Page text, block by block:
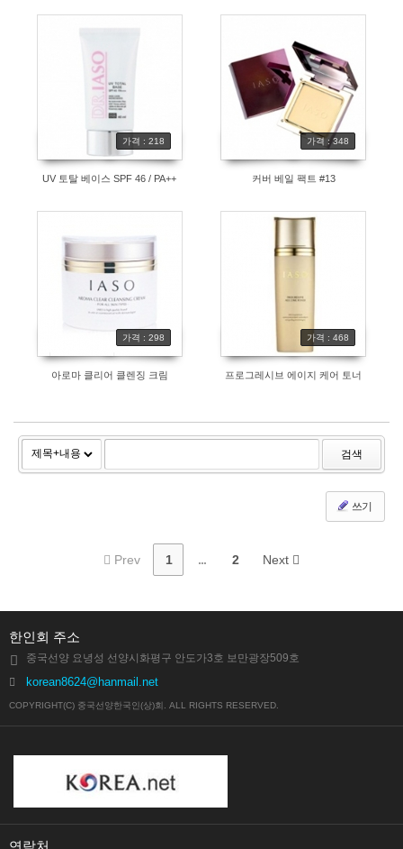
가격 : 218
UV 토탈 베이스 SPF 46 / PA++
가격 : 348
커버 베일 팩트 #13
가격 : 298
아로마 클리어 클렌징 크림
가격 : 468
프로그레시브 에이지 케어 토너
검색
쓰기
Prev 1 ... 2 Next
한인회 주소
중국선양 요녕성 선양시화평구 안도가3호 보만광장509호
korean8624@hanmail.net
COPYRIGHT(C) 중국선양한국인(상)회. ALL RIGHTS RESERVED.
연락처